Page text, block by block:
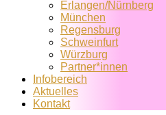
Erlangen/Nürnberg
München
Regensburg
Schweinfurt
Würzburg
Partner*innen
Infobereich
Aktuelles
Kontakt